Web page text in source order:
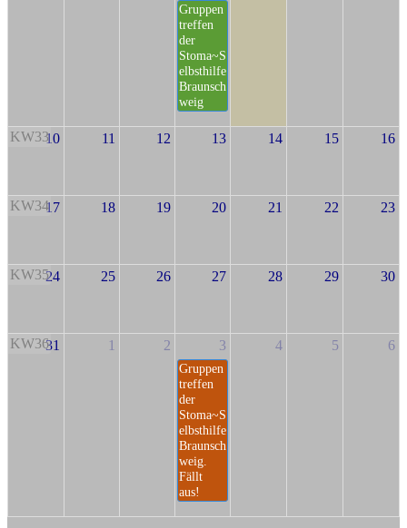
Gruppen
treffen
der
Stoma~S
elbsthilfe
Braunsch
weig
KW3310 11 12 13 14 15 16
KW3417 18 19 20 21 22 23
KW3524 25 26 27 28 29 30
KW3631 1 2 3
Gruppen
treffen
der
Stoma~S
elbsthilfe
Braunsch
weig.
Fällt
aus!
4 5 6